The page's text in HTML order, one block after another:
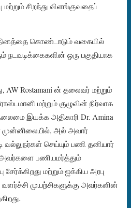
சிறந்து விளங்குவதைப்
கொண்டாடும் வகையில்
நடவடிக்கைகளின் ஒரு பகுதியாக
Rostamani ன் தலைவர் மற்றும்
மற்றும் குழுவின் நிர்வாக
தலைமை இயக்க அதிகாரி Dr. Amina
முன்னிலையில், அல் அவார்
வல்லுநர்கள் செய்யும் பணி தனியார்
அவர்களை பணியமர்த்தும்
சேர்க்கிறது மற்றும் ஐக்கிய அரபு
முயற்சிகளுக்கு அவர்களின்